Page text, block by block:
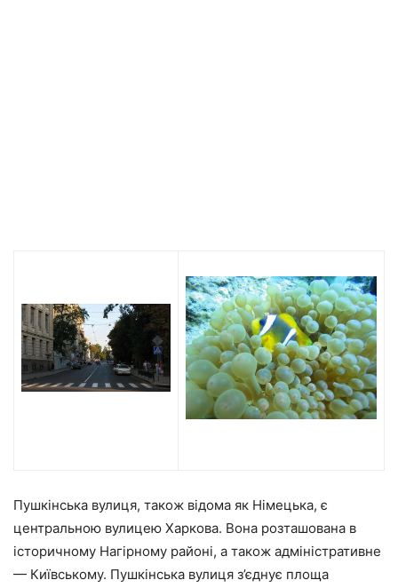
Пушкінська вулиця, також відома як Німецька, є
центральною вулицею Харкова. Вона розташована в
історичному Нагірному районі, а також адміністративне
— Київському. Пушкінська вулиця з’єднує площа